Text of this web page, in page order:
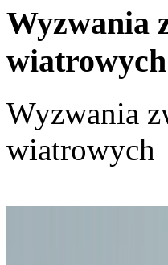
Wyzwania
wiatrowych
Wyzwania
wiatrowych